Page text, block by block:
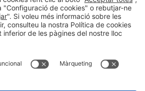
#EXPOQUIMIA2026